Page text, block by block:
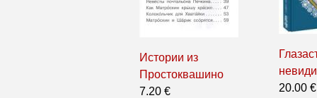
Истории из
Простоквашино
7.20 €
20.00 €